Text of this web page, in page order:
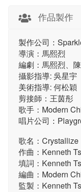
作品製作
製作公司：
導演：馬熙烈
編劇：馬熙烈、
攝影指導: 吳星宇
美術指導: 何松穎
剪接師：王茵彤
歌手：Modern
唱片公司：
歌名：Crystallize
作曲：Kenneth
填詞：Kenneth
編曲：Modern
監製：Kenneth